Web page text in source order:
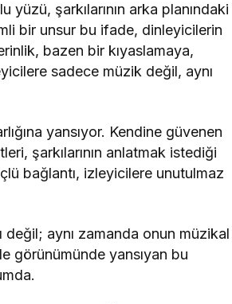
şarkılarının arka planındaki
bir unsur bu ifade, dinleyicilerin
bazen bir kıyaslamaya,
sadece müzik değil, aynı
yansıyor. Kendine güvenen
şarkılarının anlatmak istediği
bağlantı, izleyicilere unutulmaz
aynı zamanda onun müzikal
görünümünde yansıyan bu